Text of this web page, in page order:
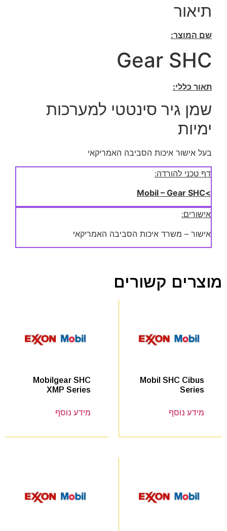
תיאור
שם המוצר:
Gear SHC
תאור כללי:
שמן גיר סינטטי למערכות
ימיות
בעל אישור איכות הסביבה האמריקאי
דף טכני להורדה:
>Mobil – Gear SHC
אישורים:
אישור – משרד איכות הסביבה האמריקאי
מוצרים קשורים
Mobil SHC Cibus
Series
מידע נוסף
Mobilgear SHC
XMP Series
מידע נוסף